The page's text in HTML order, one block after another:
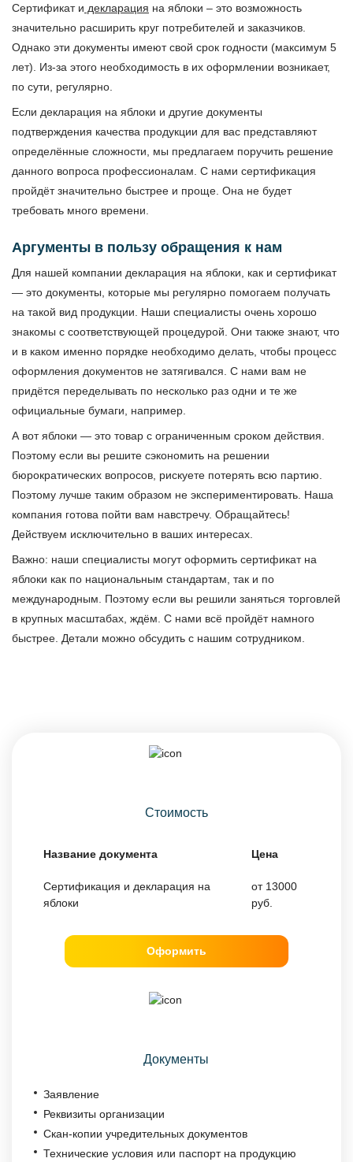
Сертификат и декларация на яблоки – это возможность
значительно расширить круг потребителей и заказчиков.
Однако эти документы имеют свой срок годности (максимум 5
лет). Из-за этого необходимость в их оформлении возникает,
по сути, регулярно.
Если декларация на яблоки и другие документы
подтверждения качества продукции для вас представляют
определённые сложности, мы предлагаем поручить решение
данного вопроса профессионалам. С нами сертификация
пройдёт значительно быстрее и проще. Она не будет
требовать много времени.
Аргументы в пользу обращения к нам
Для нашей компании декларация на яблоки, как и сертификат
— это документы, которые мы регулярно помогаем получать
на такой вид продукции. Наши специалисты очень хорошо
знакомы с соответствующей процедурой. Они также знают, что
и в каком именно порядке необходимо делать, чтобы процесс
оформления документов не затягивался. С нами вам не
придётся переделывать по несколько раз одни и те же
официальные бумаги, например.
А вот яблоки — это товар с ограниченным сроком действия.
Поэтому если вы решите сэкономить на решении
бюрократических вопросов, рискуете потерять всю партию.
Поэтому лучше таким образом не экспериментировать. Наша
компания готова пойти вам навстречу. Обращайтесь!
Действуем исключительно в ваших интересах.
Важно: наши специалисты могут оформить сертификат на
яблоки как по национальным стандартам, так и по
международным. Поэтому если вы решили заняться торговлей
в крупных масштабах, ждём. С нами всё пройдёт намного
быстрее. Детали можно обсудить с нашим сотрудником.
Стоимость
Название документа Цена
Сертификация и декларация на
яблоки
от 13000
руб.
Оформить
Документы
Заявление
Реквизиты организации
Скан-копии учредительных документов
Технические условия или паспорт на продукцию